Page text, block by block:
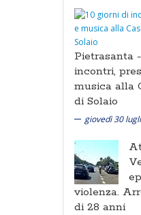
Pietrasanta -
incontri,
musica alla
di Solaio
giovedì 30
violenza.
di 28 anni